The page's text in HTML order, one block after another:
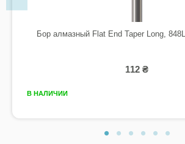
Бор алмазный Flat End Taper Long,
112 ₴
В НАЛИЧИИ